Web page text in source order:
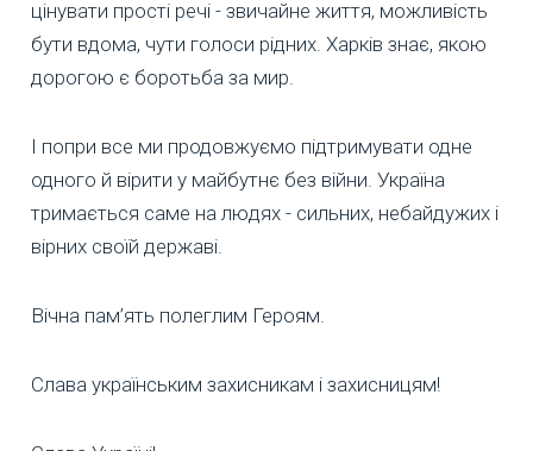
цінувати прості речі - звичайне життя, можливість
бути вдома, чути голоси рідних. Харків знає, якою
дорогою є боротьба за мир.
І попри все ми продовжуємо підтримувати одне
одного й вірити у майбутнє без війни. Україна
тримається саме на людях - сильних, небайдужих і
вірних своїй державі.
Вічна пам’ять полеглим Героям.
Слава українським захисникам і захисницям!